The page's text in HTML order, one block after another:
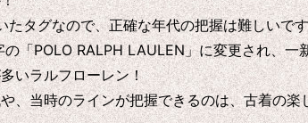
タグなので、正確な年代の把握は難しい
「POLO RALPH LAULEN」に変更され、一
いラルフローレン！
、当時のラインが把握できるのは、古着の楽